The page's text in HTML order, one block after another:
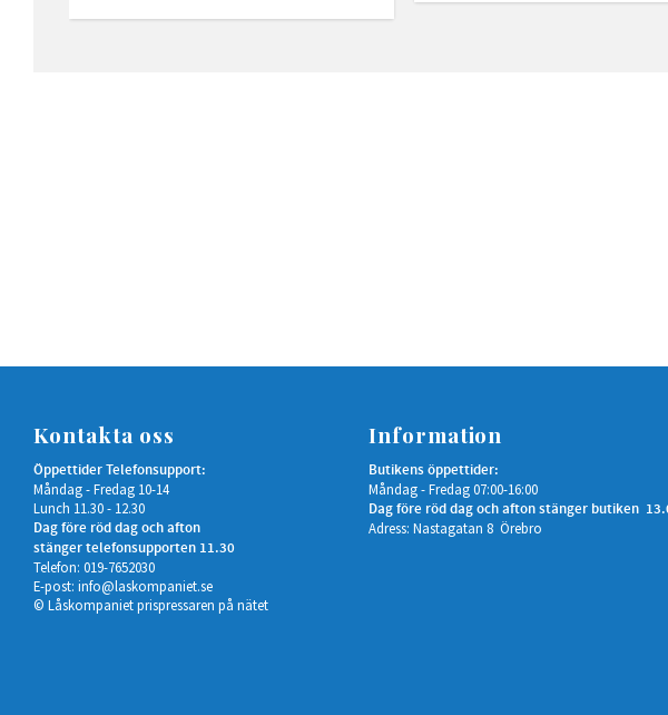
Kontakta oss
Öppettider Telefonsupport:
Måndag - Fredag 10-14
Lunch 11.30 - 12.30
Dag före röd dag och afton
stänger telefonsupporten 11.30
Telefon: 019-7652030
E-post: info@laskompaniet.se
© Låskompaniet prispressaren på nätet
Information
Butikens öppettider:
Måndag - Fredag 07:00-16:00
Dag före röd dag och afton stänger butiken
Adress: Nastagatan 8 Örebro